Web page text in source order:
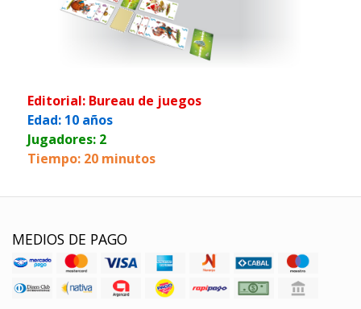
Editorial: Bureau de juegos
Edad: 10 años
Jugadores: 2
Tiempo: 20 minutos
MEDIOS DE PAGO